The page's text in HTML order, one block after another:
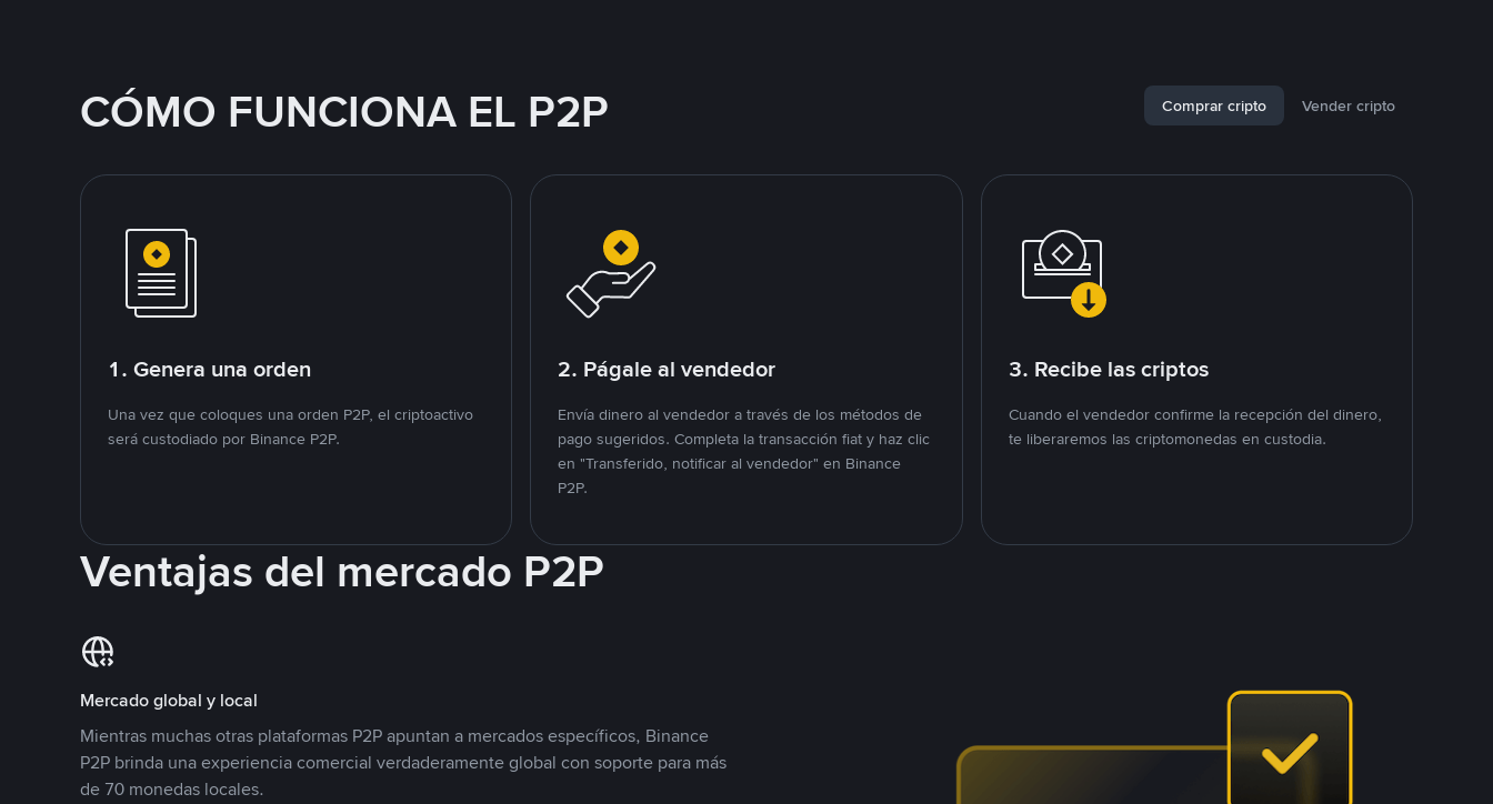
CÓMO FUNCIONA EL P2P Comprar cripto Vender cripto
1. Genera una orden
Una vez que coloques una orden P2P, el criptoactivo
será custodiado por Binance P2P.
2. Págale al vendedor
Envía dinero al vendedor a través de los métodos de
pago sugeridos. Completa la transacción fiat y haz clic
en "Transferido, notificar al vendedor" en Binance
P2P.
3. Recibe las criptos
Cuando el vendedor confirme la recepción del dinero,
te liberaremos las criptomonedas en custodia.
Ventajas del mercado P2P
Mercado global y local
Mientras muchas otras plataformas P2P apuntan a mercados específicos, Binance
P2P brinda una experiencia comercial verdaderamente global con soporte para más
de 70 monedas locales.